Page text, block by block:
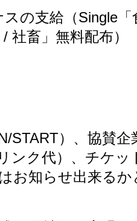
スの支給（Single
/ 社畜」無料配布
START）、協賛企
ンク代）、チケッ
お知らせ出来る